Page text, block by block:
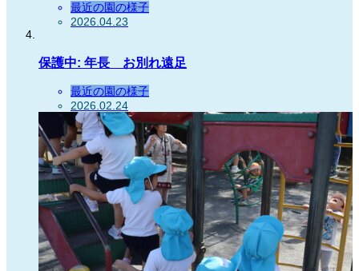
最近の園の様子
2026.04.23
保護中: 年長 お別れ遠足
最近の園の様子
2026.02.24